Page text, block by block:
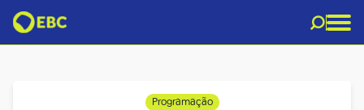
Programação